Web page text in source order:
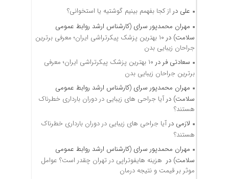
علی در از کجا بفهمم بینیم گوشتیه یا استخوانی؟
مهران محمدپور سرای (کارشناس ارشد روابط عمومی
سلامت) در
۱۰ بهترین پزشک پیکرتراشی ایران؛ معرفی برترین
جراحان زیبایی بدن
سعادتی فر در
۱۰ بهترین پزشک پیکرتراشی ایران؛ معرفی
برترین جراحان زیبایی بدن
مهران محمدپور سرای (کارشناس ارشد روابط عمومی
سلامت) در آیا جراحی های زیبایی در دوران بارداری خطرناک
هستند؟
لازمی در آیا جراحی های زیبایی در دوران بارداری خطرناک
هستند؟
مهران محمدپور سرای (کارشناس ارشد روابط عمومی
سلامت) در هزینه هایفوتراپی در تهران چقدر است؟ عوامل
موثر بر قیمت و نتیجه درمان